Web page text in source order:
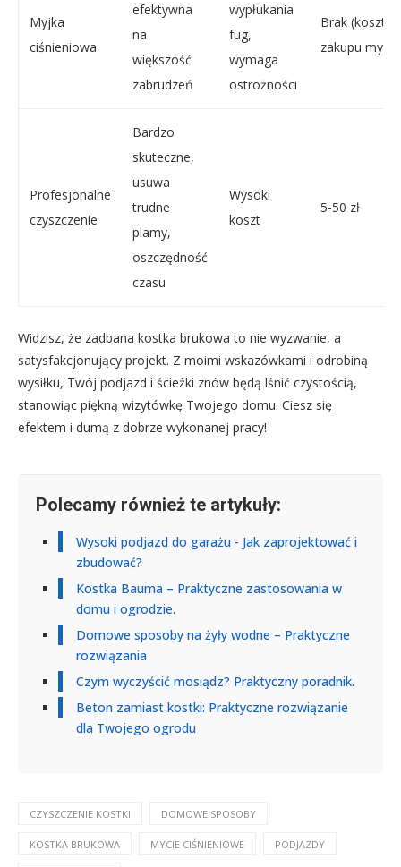
Myjka
ciśnieniowa
efektywna
na
większość
zabrudzeń
wypłukania
fug,
wymaga
ostrożności
Brak (koszt
zakupu myjki)
Profesjonalne
czyszczenie
Bardzo
skuteczne,
usuwa
trudne
plamy,
oszczędność
czasu
Wysoki
koszt
5-50 zł
Widzisz, że zadbana kostka brukowa to nie wyzwanie, a
satysfakcjonujący projekt. Z moimi wskazówkami i odrobiną
wysiłku, Twój podjazd i ścieżki znów będą lśnić czystością,
stanowiąc piękną wizytówkę Twojego domu. Ciesz się
efektem i dumą z dobrze wykonanej pracy!
Polecamy również te artykuły:
Wysoki podjazd do garażu - Jak zaprojektować i
zbudować?
Kostka Bauma – Praktyczne zastosowania w
domu i ogrodzie.
Domowe sposoby na żyły wodne – Praktyczne
rozwiązania
Czym wyczyścić mosiądz? Praktyczny poradnik.
Beton zamiast kostki: Praktyczne rozwiązanie
dla Twojego ogrodu
CZYSZCZENIE KOSTKI DOMOWE SPOSOBY
KOSTKA BRUKOWA MYCIE CIŚNIENIOWE PODJAZDY